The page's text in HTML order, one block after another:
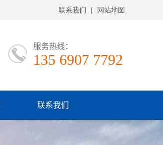
联系我们 | 网站地图
服务热线：
135 6907 7792
联系我们